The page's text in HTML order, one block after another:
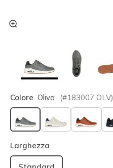
Colore Oliva (#183007 OLV)
selezionato
Larghezza